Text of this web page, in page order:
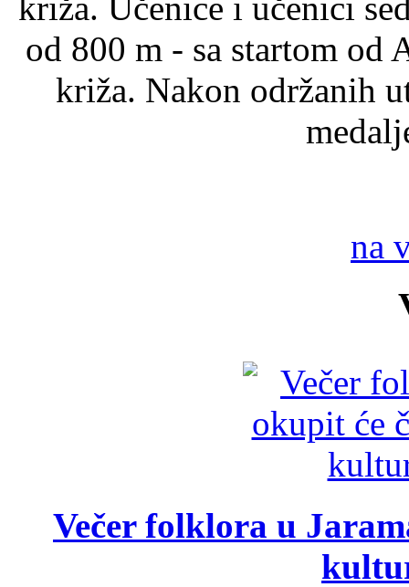
od 800 m - sa startom od
križa. Nakon održanih
na
Večer folklora u